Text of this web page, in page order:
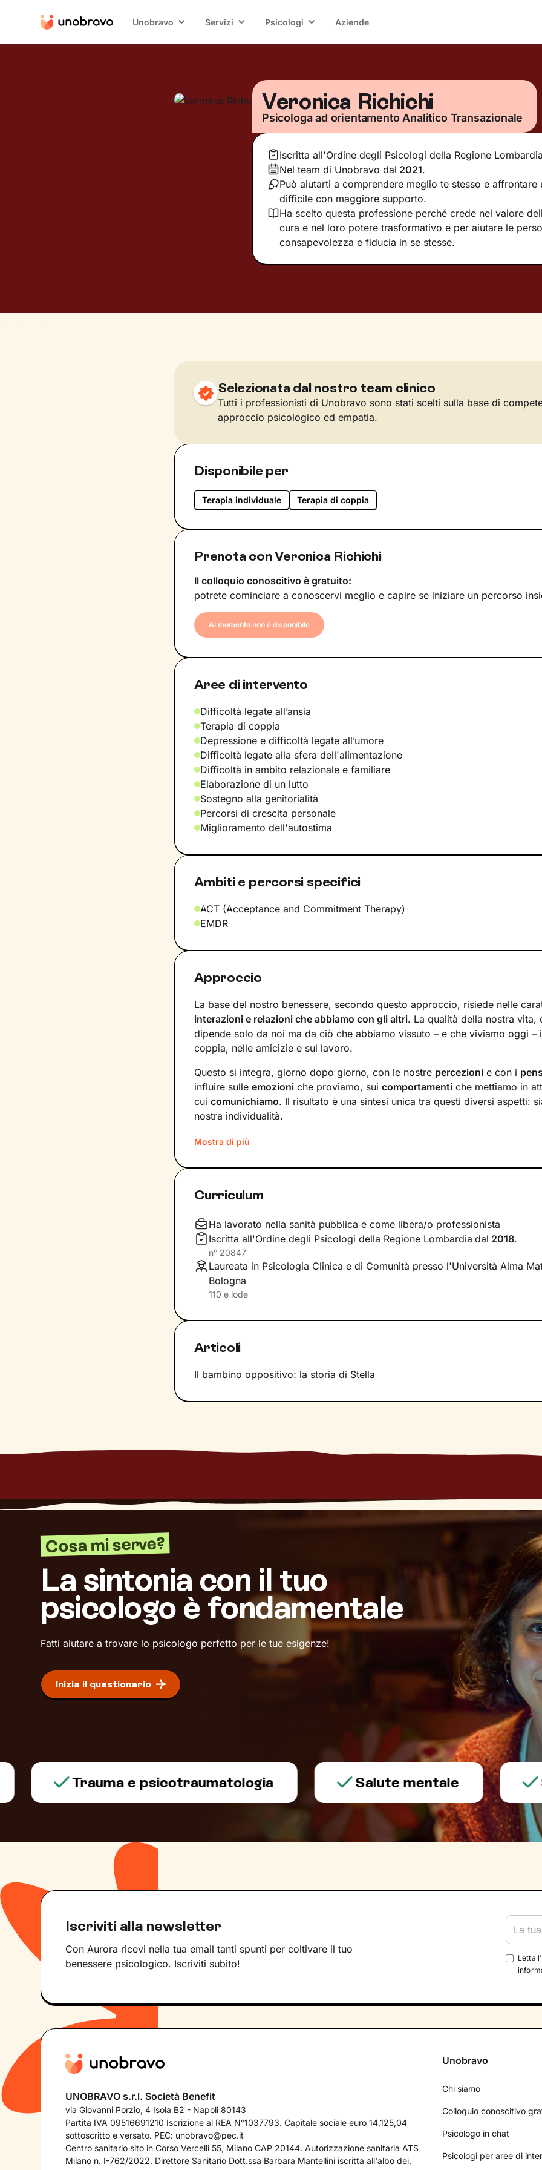
Unobravo Servizi Psicologi Aziende
Veronica Richichi
Psicologa ad orientamento Analitico Transazionale
Iscritta all'Ordine degli Psicologi della Regione Lombardia
Nel team di Unobravo dal 2021.
Può aiutarti a comprendere meglio te stesso e affrontare
difficile con maggiore supporto.
Ha scelto questa professione perché crede nel valore
cura e nel loro potere trasformativo e per aiutare le
consapevolezza e fiducia in se stesse.
Selezionata dal nostro team clinico
Tutti i professionisti di Unobravo sono stati scelti sulla base di
approccio psicologico ed empatia.
Disponibile per
Terapia individuale Terapia di coppia
Prenota con Veronica Richichi
Il colloquio conoscitivo è gratuito:
potrete cominciare a conoscervi meglio e capire se iniziare un percorso
Al momento non è disponibile
Aree di intervento
Difficoltà legate all’ansia
Terapia di coppia
Depressione e difficoltà legate all’umore
Difficoltà legate alla sfera dell'alimentazione
Difficoltà in ambito relazionale e familiare
Elaborazione di un lutto
Sostegno alla genitorialità
Percorsi di crescita personale
Miglioramento dell'autostima
Ambiti e percorsi specifici
ACT (Acceptance and Commitment Therapy)
EMDR
Approccio
La base del nostro benessere, secondo questo approccio, risiede nelle
interazioni e relazioni che abbiamo con gli altri. La qualità della nostra vita,
dipende solo da noi ma da ciò che abbiamo vissuto – e che viviamo oggi –
coppia, nelle amicizie e sul lavoro.
Questo si integra, giorno dopo giorno, con le nostre percezioni e con i
influire sulle emozioni che proviamo, sui comportamenti che mettiamo in
cui comunichiamo. Il risultato è una sintesi unica tra questi diversi aspetti:
nostra individualità.
Sulponte che si crea tra il mondo interno e quello esterno
del tuo presente. La voglia di cambiamento sarà la motivazione necessaria
comportamenti, alla ricerca di unnuovo livello di consapevolezza.
fondamentale per comprendere cosa cambiare e come farlo. Nello spazio
accoglienza che si creerà, avrai modo di rileggere la tua realtà
inediti che ti permetteranno di affrontare la vita conattitudine ed energia
Mostra di più
Curriculum
Ha lavorato nella sanità pubblica e come libera/o professionista
Iscritta all'Ordine degli Psicologi della Regione Lombardia dal 2018.
n° 20847
Laureata in Psicologia Clinica e di Comunità presso l'Università Alma
Bologna
110 e lode
Articoli
Il bambino oppositivo: la storia di Stella
Cosa mi serve?
La sintonia con il tuo
psicologo è fondamentale
Fatti aiutare a trovare lo psicologo perfetto per le tue esigenze!
Inizia il questionario
Trauma e psicotraumatologia Salute mentale
Iscriviti alla newsletter
Con Aurora ricevi nella tua email tanti spunti per coltivare il tuo
benessere psicologico. Iscriviti subito!
Letta l'
UNOBRAVO s.r.l. Società Benefit
via Giovanni Porzio, 4 Isola B2 - Napoli 80143
Partita IVA 09516691210 Iscrizione al REA N°1037793. Capitale sociale euro 14.125,04
sottoscritto e versato. PEC: unobravo@pec.it
Centro sanitario sito in Corso Vercelli 55, Milano CAP 20144. Autorizzazione sanitaria ATS
Milano n. I-762/2022. Direttore Sanitario Dott.ssa Barbara Mantellini iscritta all'albo dei.
Unobravo
Chi siamo
Colloquio conoscitivo
Psicologo in chat
Psicologi per aree di